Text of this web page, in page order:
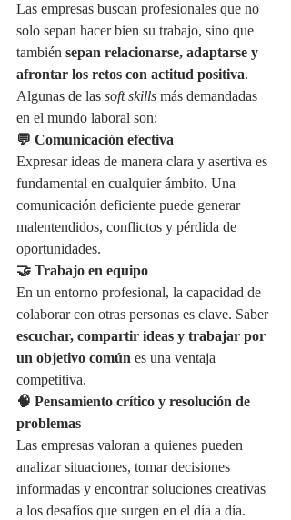
Las empresas buscan profesionales que no
solo sepan hacer bien su trabajo, sino que
también sepan relacionarse, adaptarse y
afrontar los retos con actitud positiva.
Algunas de las soft skills más demandadas
en el mundo laboral son:
💬 Comunicación efectiva
Expresar ideas de manera clara y asertiva es
fundamental en cualquier ámbito. Una
comunicación deficiente puede generar
malentendidos, conflictos y pérdida de
oportunidades.
🤝 Trabajo en equipo
En un entorno profesional, la capacidad de
colaborar con otras personas es clave. Saber
escuchar, compartir ideas y trabajar por
un objetivo común es una ventaja
competitiva.
🧠 Pensamiento crítico y resolución de
problemas
Las empresas valoran a quienes pueden
analizar situaciones, tomar decisiones
informadas y encontrar soluciones creativas
a los desafíos que surgen en el día a día.